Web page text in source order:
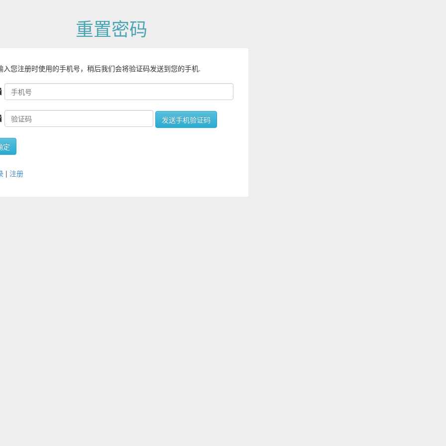
重置密码
入您注册时使用的手机号，稍后我们会将验证码发送到您的手机.
| 注册